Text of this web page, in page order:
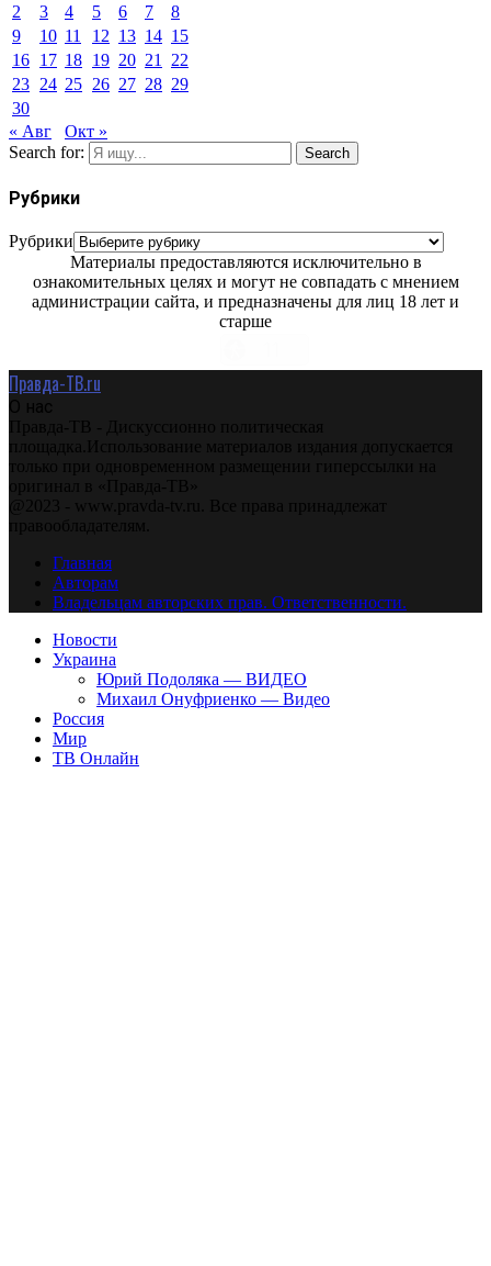
2
3 4 5 6 7
8
9
10 11 12 13 14 15
16 17 18 19 20 21
22
23 24 25 26 27 28 29
30
« Авг
Окт »
Search for:
Search
Рубрики
Рубрики
Материалы предоставляются исключительно в
ознакомительных целях и могут не совпадать с мнением
администрации сайта, и предназначены для лиц 18 лет и
старше
Правда-ТВ.ru
О нас
Правда-ТВ - Дискуссионно политическая
площадка.Использование материалов издания допускается
только при одновременном размещении гиперссылки на
оригинал в «Правда-ТВ»
@2023 - www.pravda-tv.ru. Все права принадлежат
правообладателям.
Главная
Авторам
Владельцам авторских прав. Ответственности.
Новости
Украина
Юрий Подоляка — ВИДЕО
Михаил Онуфриенко — Видео
Россия
Мир
ТВ Онлайн